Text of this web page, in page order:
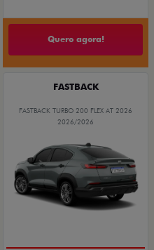
Quero agora!
FASTBACK
FASTBACK TURBO 200 FLEX AT 2026
2026/2026